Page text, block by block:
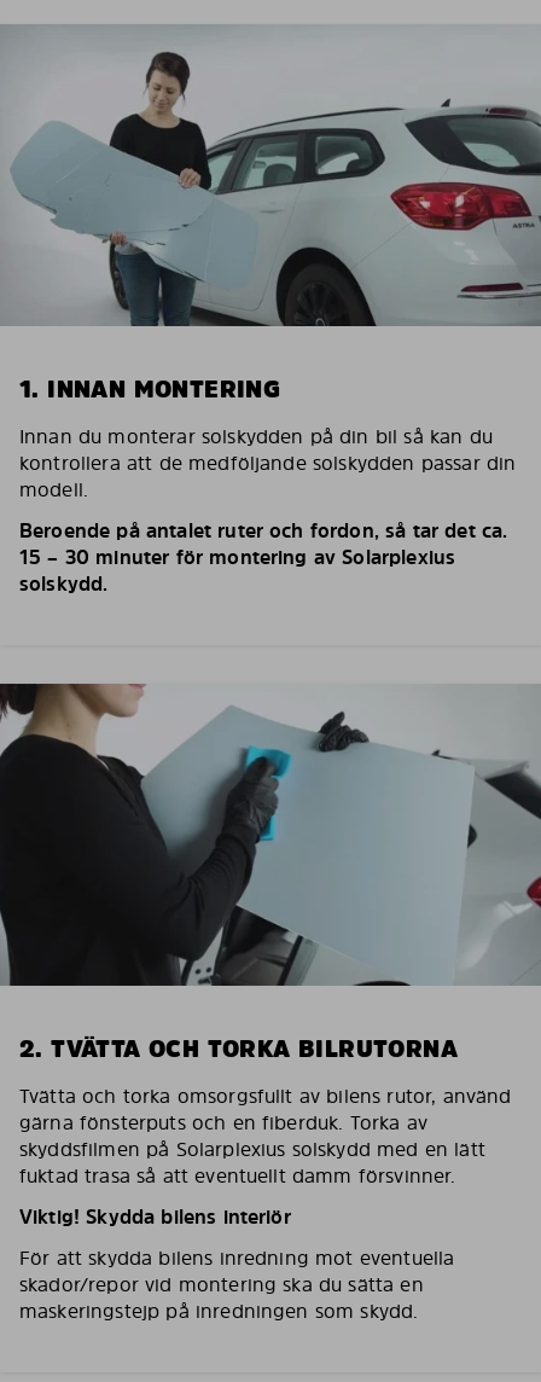
1. INNAN MONTERING
Innan du monterar solskydden på din bil så kan du
kontrollera att de medföljande solskydden passar din
modell.
Beroende på antalet ruter och fordon, så tar det ca.
15 – 30 minuter för montering av Solarplexius
solskydd.
2. TVÄTTA OCH TORKA BILRUTORNA
Tvätta och torka omsorgsfullt av bilens rutor, använd
gärna fönsterputs och en fiberduk. Torka av
skyddsfilmen på Solarplexius solskydd med en lätt
fuktad trasa så att eventuellt damm försvinner.
Viktig! Skydda bilens interiör
För att skydda bilens inredning mot eventuella
skador/repor vid montering ska du sätta en
maskeringstejp på inredningen som skydd.